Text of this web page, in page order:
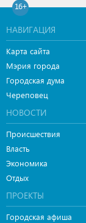
16+
НАВИГАЦИЯ
Карта сайта
Мэрия города
Городская дума
Череповец
НОВОСТИ
Происшествия
Власть
Экономика
Отдых
ПРОЕКТЫ
Городская афиша